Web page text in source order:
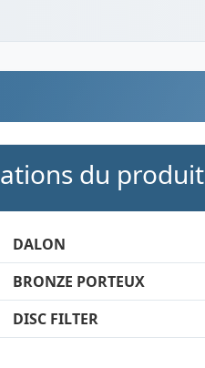
du produit
DALON
BRONZE PORTEUX
DISC FILTER